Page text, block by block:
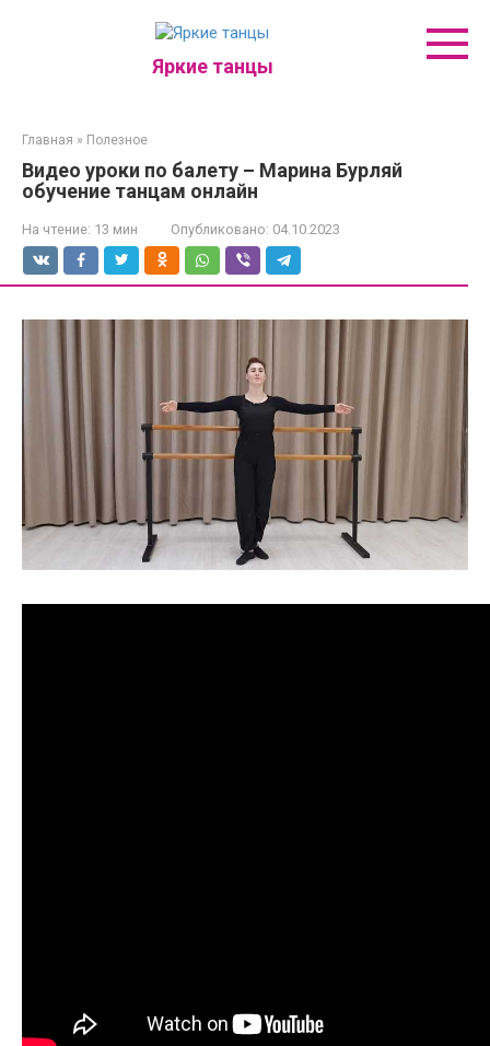
Яркие танцы
Главная » Полезное
Видео уроки по балету – Марина Бурляй
обучение танцам онлайн
На чтение: 13 мин Опубликовано: 04.10.2023